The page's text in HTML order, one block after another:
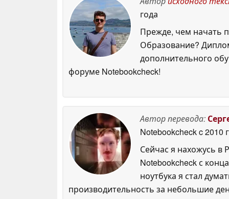
года
Прежде, чем начать
Образование?
дополнительного
форуме Notebookcheck!
Автор перевода:
Notebookcheckc 2010
Сейчас я нахожусь
Notebookcheck с
ноутбука я стал
производительность за небольшие